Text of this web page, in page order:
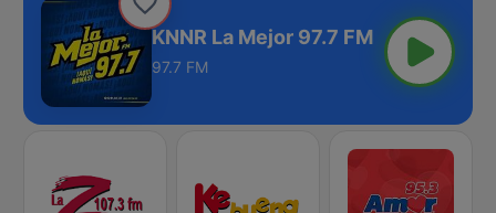
KNNR La Mejor 97.7 FM
97.7 FM